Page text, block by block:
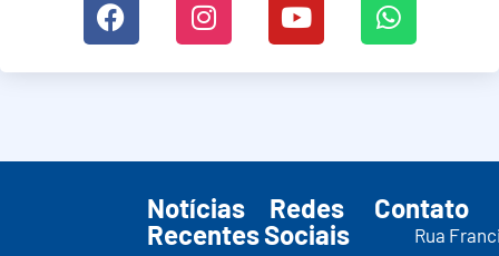
Notícias
Recentes
Redes
Sociais
Contato
Rua